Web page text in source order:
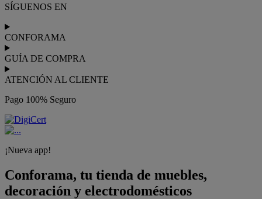
SÍGUENOS EN
CONFORAMA
GUÍA DE COMPRA
ATENCIÓN AL CLIENTE
Pago 100% Seguro
¡Nueva app!
Conforama, tu tienda de muebles,
decoración y electrodomésticos